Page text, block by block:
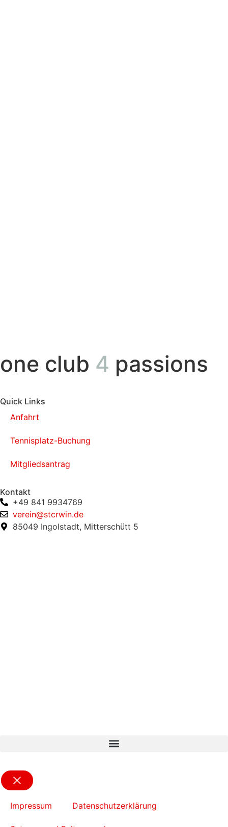
one club 4 passions
Quick Links
Anfahrt
Tennisplatz-Buchung
Mitgliedsantrag
Kontakt
+49 841 9934769
verein@stcrwin.de
85049 Ingolstadt, Mitterschütt 5
Impressum Datenschutzerklärung